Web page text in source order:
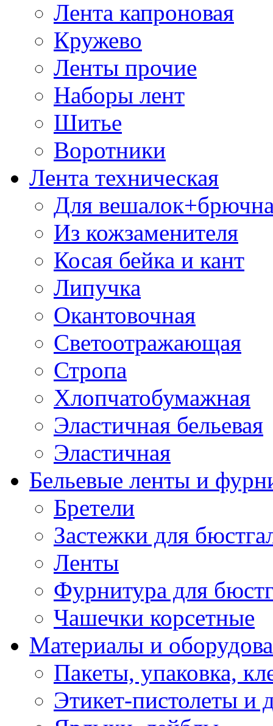
Лента капроновая
Кружево
Ленты прочие
Наборы лент
Шитье
Воротники
Лента техническая
Для
Из кожзаменителя
Косая бейка и кант
Липучка
Окантовочная
Светоотражающая
Стропа
Хлопчатобумажная
Эластичная бельевая
Эластичная
Бельевые ленты и
Бретели
Застежки для
Ленты
Фурнитура для
Чашечки корсетные
Материалы и
Пакеты, упаковка,
Этикет-пистолеты и